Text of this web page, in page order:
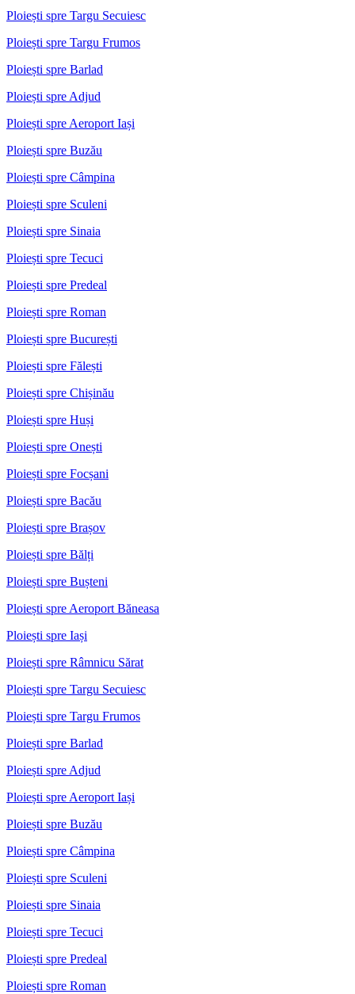
Ploiești spre Targu Secuiesc
Ploiești spre Targu Frumos
Ploiești spre Barlad
Ploiești spre Adjud
Ploiești spre Aeroport Iași
Ploiești spre Buzău
Ploiești spre Câmpina
Ploiești spre Sculeni
Ploiești spre Sinaia
Ploiești spre Tecuci
Ploiești spre Predeal
Ploiești spre Roman
Ploiești spre București
Ploiești spre Fălești
Ploiești spre Chișinău
Ploiești spre Huși
Ploiești spre Onești
Ploiești spre Focșani
Ploiești spre Bacău
Ploiești spre Brașov
Ploiești spre Bălți
Ploiești spre Bușteni
Ploiești spre Aeroport Băneasa
Ploiești spre Iași
Ploiești spre Râmnicu Sărat
Ploiești spre Targu Secuiesc
Ploiești spre Targu Frumos
Ploiești spre Barlad
Ploiești spre Adjud
Ploiești spre Aeroport Iași
Ploiești spre Buzău
Ploiești spre Câmpina
Ploiești spre Sculeni
Ploiești spre Sinaia
Ploiești spre Tecuci
Ploiești spre Predeal
Ploiești spre Roman